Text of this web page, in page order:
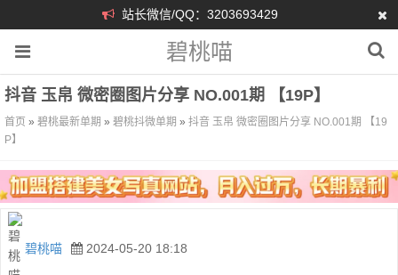
站长微信/QQ：3203693429
碧桃喵
抖音 玉帛 微密圈图片分享 NO.001期 【19P】
首页 » 碧桃最新单期 » 碧桃抖微单期 » 抖音 玉帛 微密圈图片分享 NO.001期 【19
P】
碧桃喵 2024-05-20 18:18